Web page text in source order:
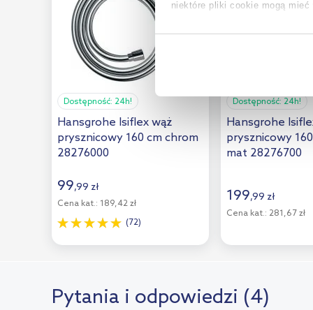
niektóre pliki cookie mogą mieć
na temat plików cookie i tego,
Dostępność: 24h!
Hansgrohe Isiflex wąż
prysznicowy 160 cm chrom
28276000
99,99 zł
Cena kat.: 189,42 zł
(72)
Dostępność: 24h!
Hansgrohe
prysznicowy
mat 28276700
199,99 zł
Cena kat.: 281,67 zł
Pytania i odpowiedzi (4)